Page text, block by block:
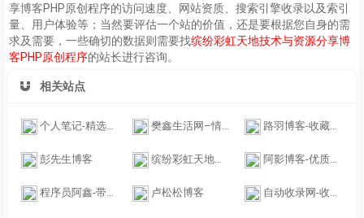
享博客PHP原创程序的访问速度、网站资质、搜索引擎收录以及索引
量、用户体验等；当然要评估一个站的价值，还是要根据您自身的需
求及需要，一些确切的数据则需要找缤纷彩虹天地技术与资源分享博
客PHP原创程序的站长进行咨询。
相关站点
个人笔记-精选优质软件下载，免费绿色软件推荐 樊鑫生活网–情感文案,动漫,壁纸美图分享_淘気猫-星猫网 路羽博客-收藏有价值的资源
彭先生博客 缤纷彩虹天地技术与资源分享博客PHP原创程序 阿影博客-优质的技术资源综合类分享博客
程序员阿鑫-带你一起秃头！ 卢松松博客 自动收录网-收录网_免费收录网站_自动收录网_秒收录